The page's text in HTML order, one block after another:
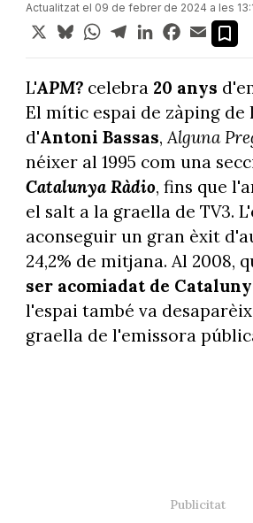
Actualitzat el 09 de febrer de 2024 a les
X BlueskyWhatsApp
TelegramLinkedInFacebook
Email
L'APM?celebra 20 anys
El mític espai de zàping
d'Antoni Bassas,Alguna
néixer al 1995 com una
Catalunya Ràdio, fins que
el salt a la graella de TV3.
aconseguir un gran èxit
24,2% de mitjana. Al 2008,
ser acomiadat de
l'espai també va
graella de l'emissora